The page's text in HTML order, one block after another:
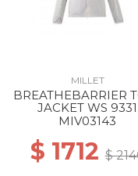
MILLET
BREATHEBARRIER
JACKET WS 9331
WINTER HAZE
MIV03143
$ 1712$